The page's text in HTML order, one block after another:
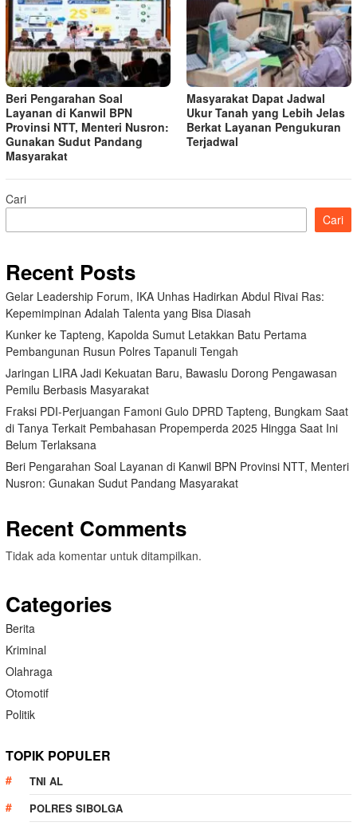
Beri Pengarahan Soal
Layanan di Kanwil BPN
Provinsi NTT, Menteri Nusron:
Gunakan Sudut Pandang
Masyarakat
Masyarakat Dapat Jadwal
Ukur Tanah yang Lebih Jelas
Berkat Layanan Pengukuran
Terjadwal
Cari
Cari
Recent Posts
Gelar Leadership Forum, IKA Unhas Hadirkan Abdul Rivai Ras:
Kepemimpinan Adalah Talenta yang Bisa Diasah
Kunker ke Tapteng, Kapolda Sumut Letakkan Batu Pertama
Pembangunan Rusun Polres Tapanuli Tengah
Jaringan LIRA Jadi Kekuatan Baru, Bawaslu Dorong Pengawasan
Pemilu Berbasis Masyarakat
Fraksi PDI-Perjuangan Famoni Gulo DPRD Tapteng, Bungkam Saat
di Tanya Terkait Pembahasan Propemperda 2025 Hingga Saat Ini
Belum Terlaksana
Beri Pengarahan Soal Layanan di Kanwil BPN Provinsi NTT, Menteri
Nusron: Gunakan Sudut Pandang Masyarakat
Recent Comments
Tidak ada komentar untuk ditampilkan.
Categories
Berita
Kriminal
Olahraga
Otomotif
Politik
TOPIK POPULER
TNI AL
POLRES SIBOLGA